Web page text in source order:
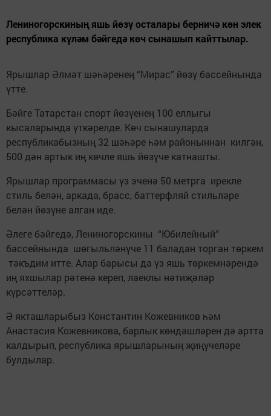
Лениногорскиның яшь йөзү осталары берничә көн элек
республика күләм бәйгедә көч сынашып кайттылар.
Ярышлар Әлмәт шәһәренең “Мирас” йөзү бассейнында
үтте.
Бәйге Татарстан спорт йөзүенең 100 еллыгы
кысаларында үткәрелде. Көч сынашуларда
республикабызның 32 шәһәре һәм районыннан килгән,
500 дән артык иң көчле яшь йөзүче катнашты.
Ярышлар программасы үз эченә 50 метрга ирекле
стиль белән, аркада, брасс, баттерфляй стильләре
белән йөзүне алган иде.
Әлеге бәйгедә, Лениногорскины “Юбилейный”
бассейнында шөгыльләнүче 11 баладан торган төркем
тәкъдим итте. Алар барысы да үз яшь төркемнәрендә
иң яхшылар рәтенә кереп, лаеклы нәтиҗәләр
күрсәттеләр.
Ә якташларыбыз Константин Кожевников һәм
Анастасия Кожевникова, барлык көндәшләрен дә артта
калдырып, республика ярышларының җиңүчеләре
булдылар.